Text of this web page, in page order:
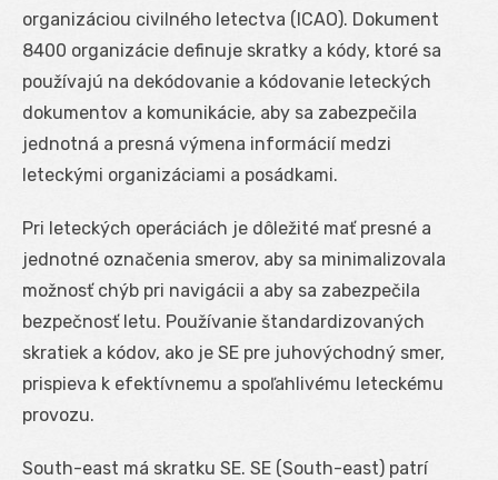
organizáciou civilného letectva (ICAO). Dokument
8400 organizácie definuje skratky a kódy, ktoré sa
používajú na dekódovanie a kódovanie leteckých
dokumentov a komunikácie, aby sa zabezpečila
jednotná a presná výmena informácií medzi
leteckými organizáciami a posádkami.
Pri leteckých operáciách je dôležité mať presné a
jednotné označenia smerov, aby sa minimalizovala
možnosť chýb pri navigácii a aby sa zabezpečila
bezpečnosť letu. Používanie štandardizovaných
skratiek a kódov, ako je SE pre juhovýchodný smer,
prispieva k efektívnemu a spoľahlivému leteckému
provozu.
South-east má skratku SE. SE (South-east) patrí